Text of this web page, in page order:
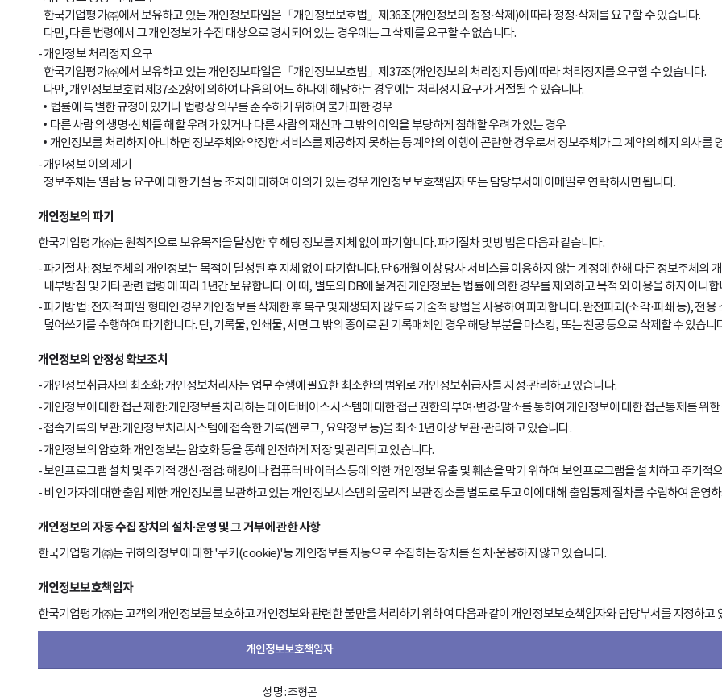
한국기업평가㈜에서 보유하고 있는 개인정보파일은「개인정보보호법」제36조(개인정보의 정정·삭제)에 따라 정정·삭제를 요구할 수 있습니다.
다만, 다른 법령에서 그 개인정보가 수집 대상으로 명시되어 있는 경우에는 그 삭제를 요구할 수 없습니다.
개인정보 처리정지 요구
한국기업평가㈜에서 보유하고 있는 개인정보파일은「개인정보보호법」제37조(개인정보의 처리정지 등)에 따라 처리정지를 요구할 수 있습니다.
다만, 개인정보보호법 제37조2항에 의하여 다음의 어느 하나에 해당하는 경우에는 처리정지 요구가 거절될 수 있습니다.
법률에 특별한 규정이 있거나 법령상 의무를 준수하기 위하여 불가피한 경우
다른 사람의 생명·신체를 해할 우려가 있거나 다른 사람의 재산과 그 밖의 이익을 부당하게 침해할 우려가 있는 경우
개인정보를 처리하지 아니하면 정보주체와 약정한 서비스를 제공하지 못하는 등 계약의 이행이 곤란한 경우로서 정보주체가 그 계약의 해지 의사를
개인정보 이의 제기
정보주체는 열람 등 요구에 대한 거절 등 조치에 대하여 이의가 있는 경우 개인정보보호책임자 또는 담당부서에 이메일로 연락하시면 됩니다.
개인정보의 파기
한국기업평가㈜는 원칙적으로 보유목적을 달성한 후 해당 정보를 지체 없이 파기합니다. 파기절차 및 방법은 다음과 같습니다.
파기절차 : 정보주체의 개인정보는 목적이 달성된 후 지체 없이 파기합니다. 단 6개월 이상 당사 서비스를 이용하지 않는 계정에 한해 다른 정보주체
내부방침 및 기타 관련 법령에 따라 1년간 보유합니다. 이 때, 별도의 DB에 옮겨진 개인정보는 법률에 의한 경우를 제외하고 목적 외 이용을 하지 아니
파기방법 : 전자적 파일 형태인 경우 개인정보를 삭제한 후 복구 및 재생되지 않도록 기술적 방법을 사용하여 파괴합니다. 완전파괴(소각·파쇄 등), 전
덮어쓰기를 수행하여 파기합니다. 단, 기록물, 인쇄물, 서면 그 밖의 종이로 된 기록매체인 경우 해당 부분을 마스킹, 또는 천공 등으로 삭제할 수 있습니
개인정보의 안정성 확보조치
개인정보취급자의 최소화: 개인정보처리자는 업무 수행에 필요한 최소한의 범위로 개인정보취급자를 지정·관리하고 있습니다.
개인정보에 대한 접근 제한: 개인정보를 처리하는 데이터베이스시스템에 대한 접근권한의 부여·변경·말소를 통하여 개인정보에 대한 접근통제를 위
접속기록의 보관: 개인정보처리시스템에 접속한 기록(웹로그, 요약정보 등)을 최소 1년 이상 보관·관리하고 있습니다.
개인정보의 암호화: 개인정보는 암호화 등을 통해 안전하게 저장 및 관리되고 있습니다.
보안프로그램 설치 및 주기적 갱신·점검: 해킹이나 컴퓨터 바이러스 등에 의한 개인정보 유출 및 훼손을 막기 위하여 보안프로그램을 설치하고 주기적
비 인가자에 대한 출입 제한: 개인정보를 보관하고 있는 개인정보시스템의 물리적 보관 장소를 별도로 두고 이에 대해 출입통제 절차를 수립하여 운영
개인정보의 자동 수집 장치의 설치·운영 및 그 거부에 관한 사항
한국기업평가㈜는 귀하의 정보에 대한 '쿠키(cookie)'등 개인정보를 자동으로 수집하는 장치를 설치·운용하지 않고 있습니다.
개인정보보호책임자
한국기업평가㈜는 고객의 개인정보를 보호하고 개인정보와 관련한 불만을 처리하기 위하여 다음과 같이 개인정보보호책임자와 담당부서를 지정하고
개인정보보호책임자
성 명 : 조형곤